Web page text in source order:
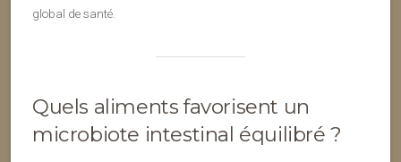
global de santé.
Quels aliments favorisent un
microbiote intestinal équilibré ?